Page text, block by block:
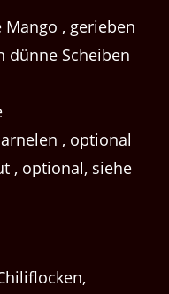
, gerieben
dünne Scheiben
, optional
, optional, siehe